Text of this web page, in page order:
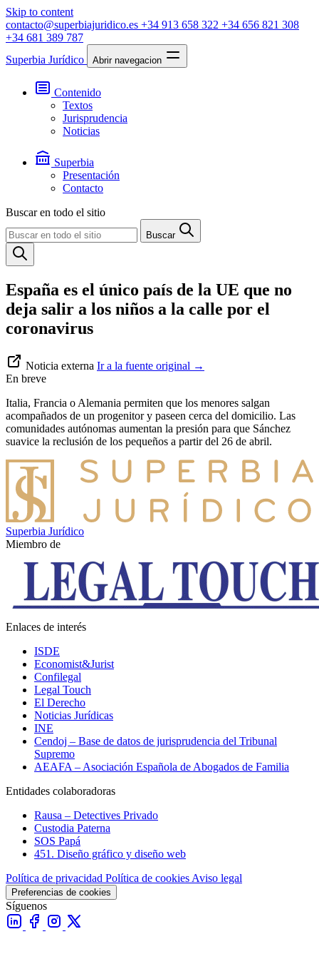
Skip to content
contacto@superbiajuridico.es +34 913 658 322 +34 656 821 308
+34 681 389 787
Superbia Jurídico
Abrir navegacion
Contenido
Textos
Jurisprudencia
Noticias
Superbia
Presentación
Contacto
Buscar en todo el sitio
Buscar
España es el único país de la UE que no
deja salir a los niños a la calle por el
coronavirus
Noticia externa Ir a la fuente original →
En breve
Italia, Francia o Alemania permiten que los menores salgan
acompañados de un progenitor y paseen cerca del domicilio. Las
comunidades autónomas aumentan la presión para que Sánchez
suavice la reclusión de los pequeños a partir del 26 de abril.
Superbia Jurídico
Miembro de
Enlaces de interés
ISDE
Economist&Jurist
Confilegal
Legal Touch
El Derecho
Noticias Jurídicas
INE
Cendoj – Base de datos de jurisprudencia del Tribunal
Supremo
AEAFA – Asociación Española de Abogados de Familia
Entidades colaboradoras
Rausa – Detectives Privado
Custodia Paterna
SOS Papá
451. Diseño gráfico y diseño web
Política de privacidad Política de cookies Aviso legal
Preferencias de cookies
Síguenos